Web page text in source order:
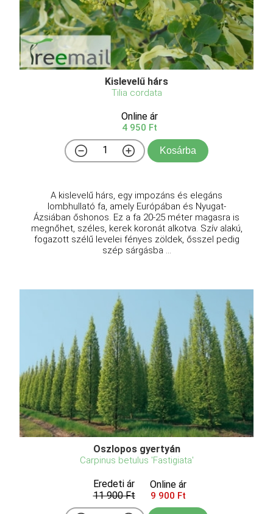
Kislevelű hárs
Tilia cordata
Online ár
4 950 Ft
Kosárba
A kislevelű hárs, egy impozáns és elegáns
lombhullató fa, amely Európában és Nyugat-
Ázsiában őshonos. Ez a fa 20-25 méter magasra is
megnőhet, széles, kerek koronát alkotva. Szív alakú,
fogazott szélű levelei fényes zöldek, ősszel pedig
szép sárgásba ...
Oszlopos gyertyán
Carpinus betulus 'Fastigiata'
Eredeti ár
11 900 Ft
Online ár
9 900 Ft